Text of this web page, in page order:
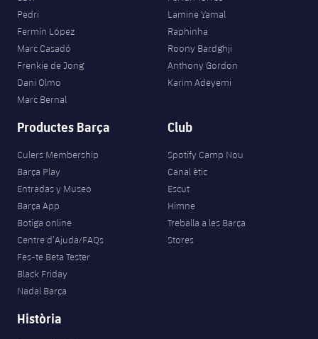
Pedri
Fermín López
Marc Casadó
Frenkie de Jong
Dani Olmo
Marc Bernal
Lamine Yamal
Raphinha
Roony Bardghji
Anthony Gordon
Karim Adeyemi
Productes Barça
Culers Membership
Barça Play
Entradas y Museo
Barça App
Botiga online
Centre d’Ajuda/FAQs
Fes-te Beta Tester
Black Friday
Nadal Barça
Club
Spotify Camp Nou
Canal ètic
Escut
Himne
Treballa a les Barça
Stores
Història